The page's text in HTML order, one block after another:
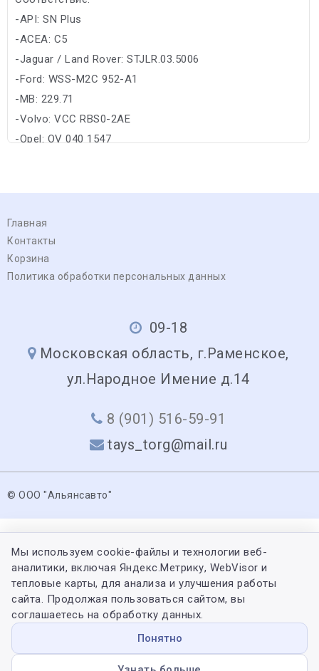
-API: SN Plus
-ACEA: C5
-Jaguar / Land Rover: STJLR.03.5006
-Ford: WSS-M2C 952-A1
-MB: 229.71
-Volvo: VCC RBS0-2AE
-Opel: OV 040 1547
Главная
Контакты
Корзина
Политика обработки персональных данных
09-18
Московская область, г.Раменское,
ул.Народное Имение д.14
8 (901) 516-59-91
tays_torg@mail.ru
© ООО "Альянсавто"
Мы используем cookie-файлы и технологии веб-
аналитики, включая Яндекс.Метрику, WebVisor и
тепловые карты, для анализа и улучшения работы
сайта. Продолжая пользоваться сайтом, вы
соглашаетесь на обработку данных.
Понятно